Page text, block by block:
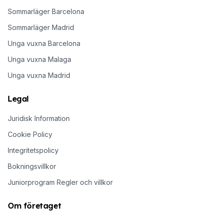
Sommarläger Barcelona
Sommarläger Madrid
Unga vuxna Barcelona
Unga vuxna Malaga
Unga vuxna Madrid
Legal
Juridisk Information
Cookie Policy
Integritetspolicy
Bokningsvillkor
Juniorprogram Regler och villkor
Om företaget